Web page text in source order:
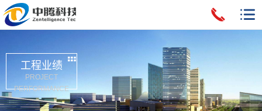
工程业绩
PROJECT
PERFORMANCE